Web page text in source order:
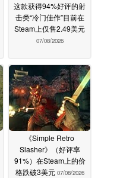
这款获得94%好评的射
击类“冷门佳作”目前在
Steam上仅售2.49美元
07/08/2026
《Simple Retro
Slasher》（好评率
91%）在Steam上的价
格跌破3美元 07/08/2026